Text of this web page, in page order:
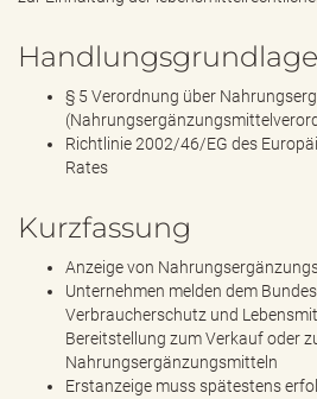
§ 5 Verordnung über
Richtlinie 2002/46/EG des
Rates
Kurzfassung
Anzeige von
Unternehmen melden dem
Verbraucherschutz und
Bereitstellung zum Verkauf oder
Nahrungsergänzungsmitteln
Erstanzeige muss spätestens